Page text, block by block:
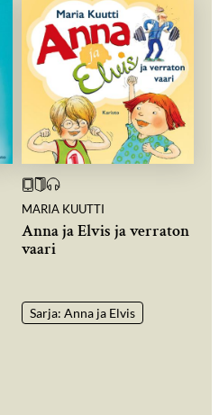
MARIA KUUTTI
Anna ja Elvis ja verraton
vaari
Sarja: Anna ja Elvis